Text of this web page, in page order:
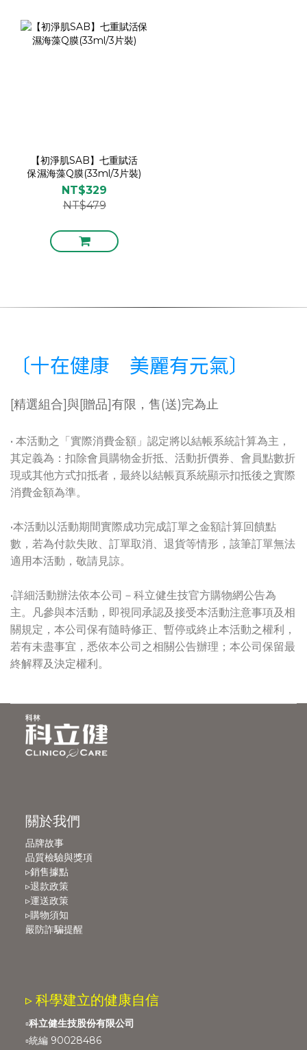
【初淨肌SAB】七重賦活
保濕海藻Q膜(33ml/3片裝)
NT$329
NT$479
〔十在健康 美麗有元氣〕
[精選組合]與[贈品]有限，售(送)完為止
• 本活動之「實際消費金額」認定將以結帳系統計算為主，
其定義為：扣除會員購物金折抵、活動折價券、會員點數折
現或其他方式扣抵者，最終以結帳頁系統顯示扣抵後之實際
消費金額為準。
•本活動以活動期間實際成功完成訂單之金額計算回饋點
數，若為付款失敗、訂單取消、退貨等情形，該筆訂單無法
適用本活動，敬請見諒。
•詳細活動辦法依本公司－科立健生技官方購物網公告為
主。凡參與本活動，即視同承認及接受本活動注意事項及相
關規定，本公司保有隨時修正、暫停或終止本活動之權利，
若有未盡事宜，悉依本公司之相關公告辦理；本公司保留最
終解釋及決定權利。
關於我們
品牌故事
品質檢驗與獎項
▹銷售據點
▹退款政策
▹運送政策
▹購物須知
嚴防詐騙提醒
▹ 科學建立的健康自信
▫️科立健生技股份有限公司
▫️統編 90028486